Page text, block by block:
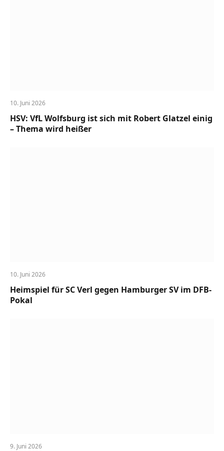
10. Juni 2026
HSV: VfL Wolfsburg ist sich mit Robert Glatzel einig
– Thema wird heißer
10. Juni 2026
Heimspiel für SC Verl gegen Hamburger SV im DFB-
Pokal
9. Juni 2026